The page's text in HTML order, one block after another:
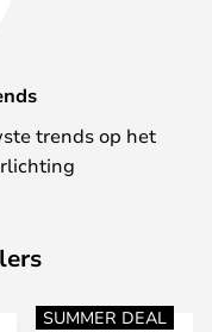
trends op het
SUMMER DEAL